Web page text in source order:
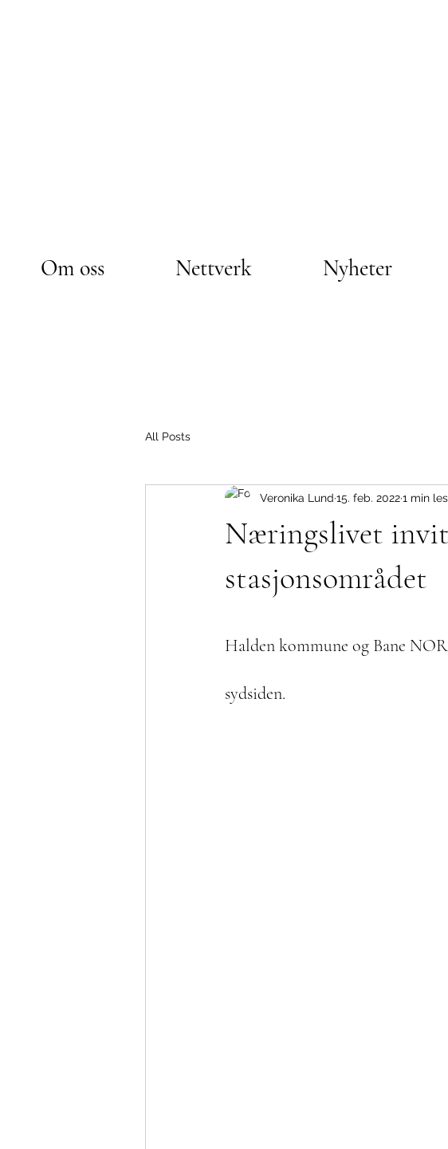
Om oss Nettverk Nyheter
All Posts
Næringslivet
stasjonsområdet
Veronika Lund 15. feb. 20221 min
Halden kommune og Bane
sydsiden.